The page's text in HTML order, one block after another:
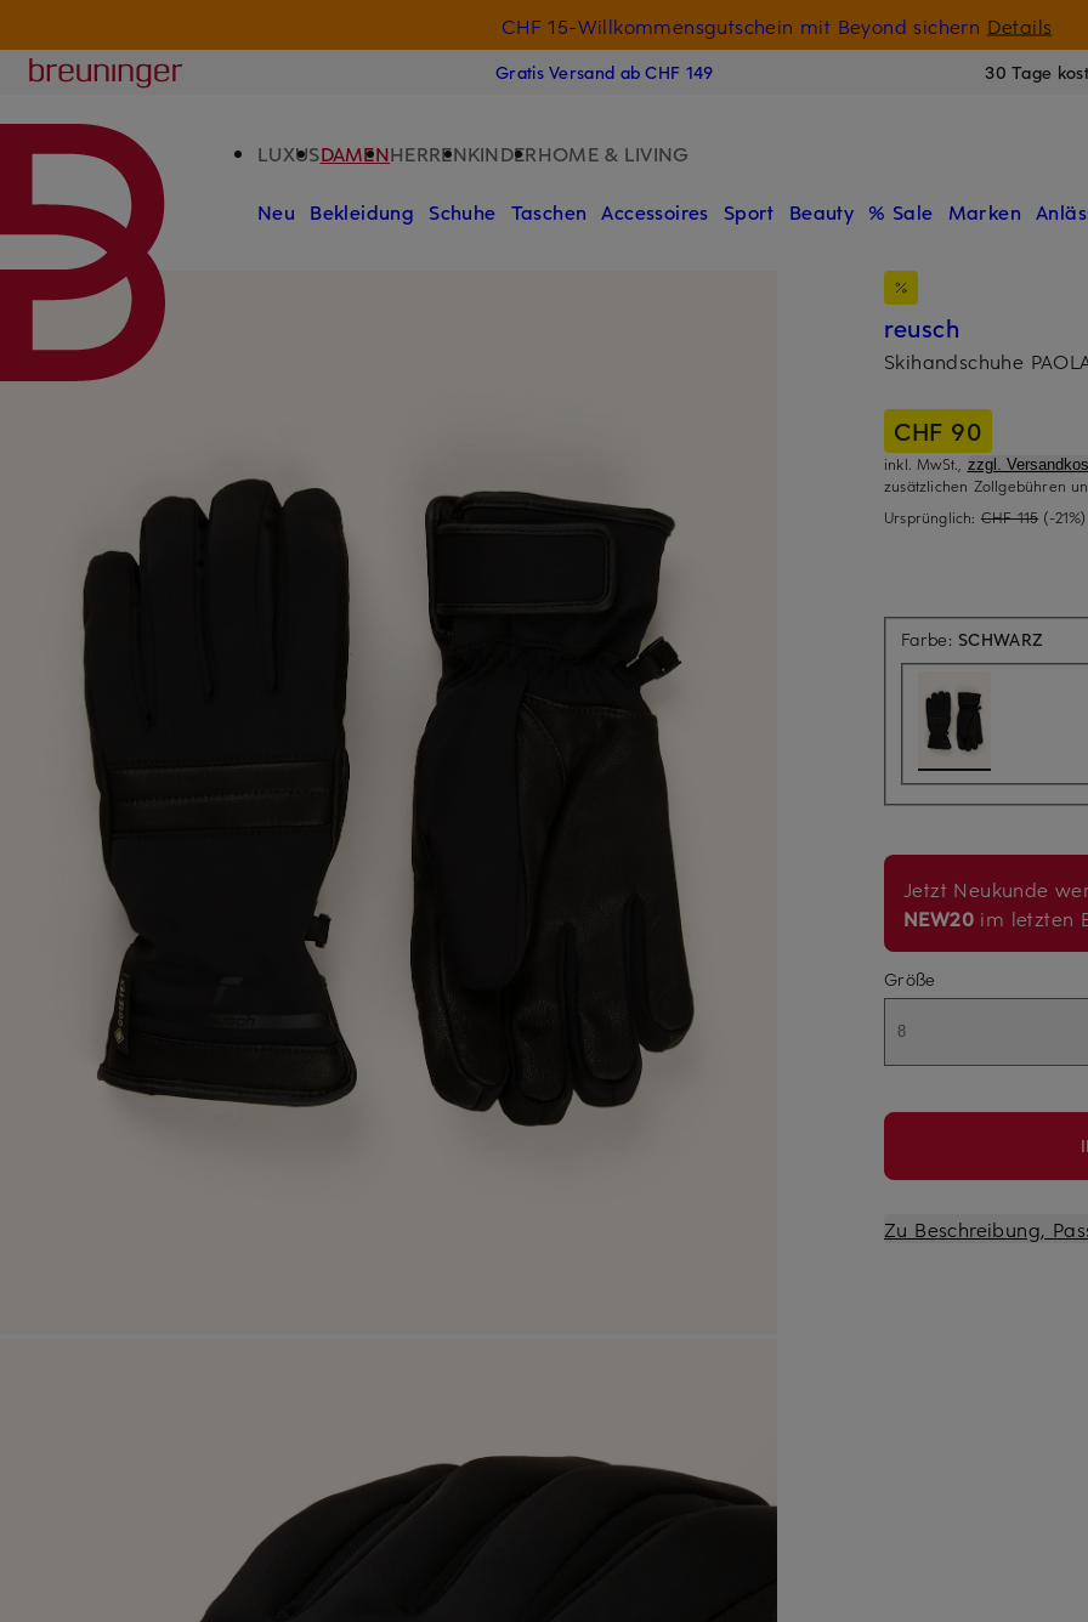
CHF 15-Willkommensgutschein mit Beyond sichern Details
Breuninger
Gratis Versand ab CHF 149 30 Tage
LUXUSDAMENHERRENKINDERHOME & LIVING
Neu Bekleidung Schuhe Taschen Accessoires Sport Beauty % Sale Marken
reusch
Skihandschuhe
CHF 90
inkl. MwSt., zzgl.
zusätzlichen Zollgebühren
Ursprünglich: CHF 115 (-21%)
Farbe: SCHWARZ
Jetzt Neukunde
NEW20 im letzten
Größe
8
Zu Beschreibung,